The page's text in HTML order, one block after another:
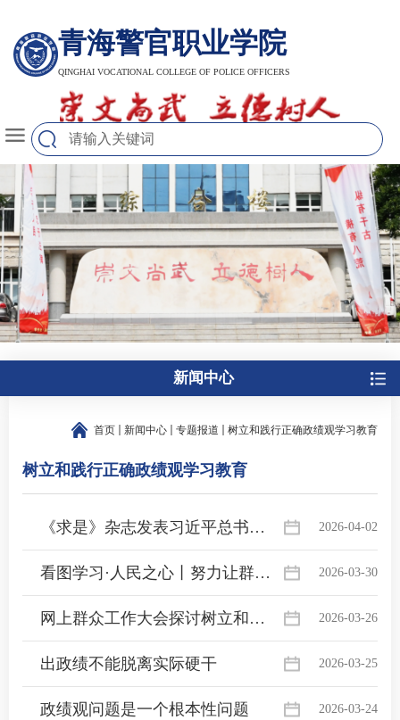
青海警官职业学院
QINGHAI VOCATIONAL COLLEGE OF POLICE OFFICERS
新闻中心
首页 新闻中心 专题报道 树立和践行正确政绩观学习教育
树立和践行正确政绩观学习教育
《求是》杂志发表习近平总书记重要文章 树立和践行正确政绩观 2026-04-02
看图学习·人民之心丨努力让群众看到变化、得到实惠 2026-03-30
网上群众工作大会探讨树立和践行正确政绩观的务实举措 画好网上网下“同心圆” 筑牢为民造福政绩观 2026-03-26
出政绩不能脱离实际硬干 2026-03-25
政绩观问题是一个根本性问题 2026-03-24